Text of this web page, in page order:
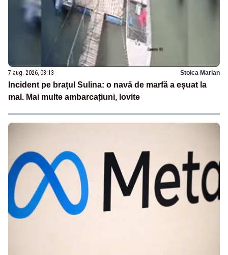
7 aug. 2026, 08:13 Stoica Marian
Incident pe brațul Sulina: o navă de marfă a eșuat la
mal. Mai multe ambarcațiuni, lovite